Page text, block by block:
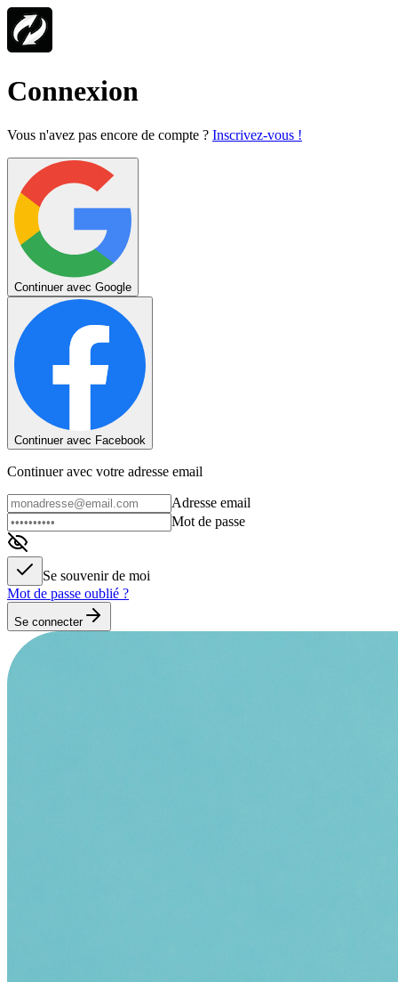
Connexion
Vous n'avez pas encore de compte ? Inscrivez-vous !
Continuer avec Google
Continuer avec Facebook
Continuer avec votre adresse email
Adresse email
Mot de passe
Se souvenir de moi
Mot de passe oublié ?
Se connecter